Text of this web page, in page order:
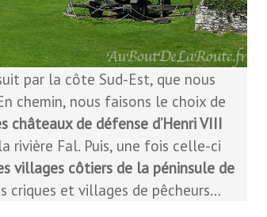
par la côte Sud-Est, que nous
chemin, nous faisons le choix de
châteaux de défense d’Henri VIII
rivière Fal. Puis, une fois celle-ci
villages côtiers de la péninsule de
criques et villages de pêcheurs…